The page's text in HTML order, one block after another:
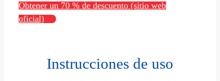
Obtener un 70 % de descuento (sitio web
oficial)
Instrucciones de uso